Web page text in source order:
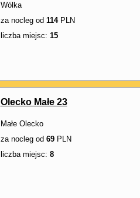
Wólka
za nocleg od 114PLN
liczba miejsc: 15
Olecko Małe 23
Małe Olecko
za nocleg od 69PLN
liczba miejsc: 8